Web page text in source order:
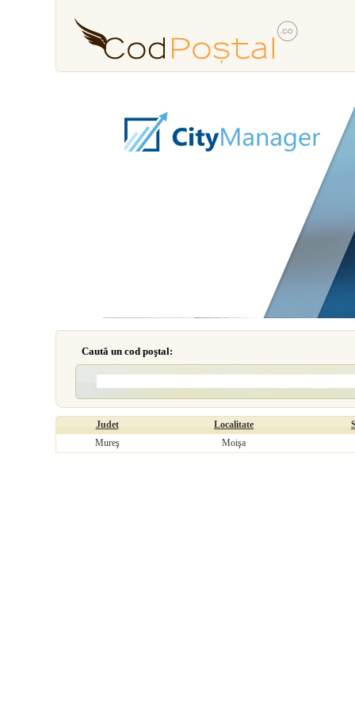
Caută un cod poştal:
Judet Localitate
Mureş
Moişa